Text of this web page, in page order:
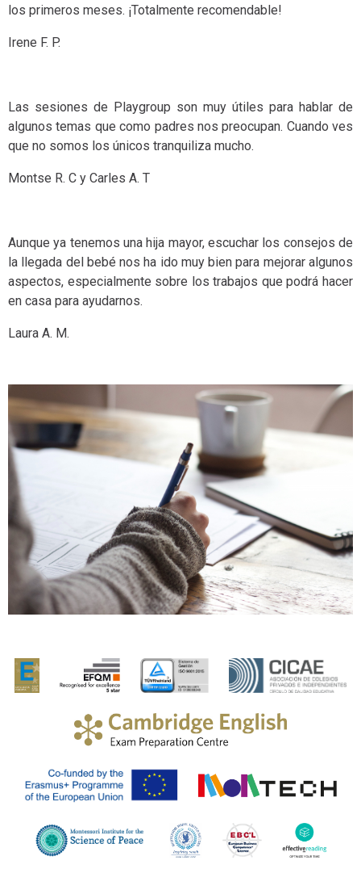
los primeros meses. ¡Totalmente recomendable!
Irene F. P.
Las sesiones de Playgroup son muy útiles para hablar de
algunos temas que como padres nos preocupan. Cuando ves
que no somos los únicos tranquiliza mucho.
Montse R. C y Carles A. T
Aunque ya tenemos una hija mayor, escuchar los consejos de
la llegada del bebé nos ha ido muy bien para mejorar algunos
aspectos, especialmente sobre los trabajos que podrá hacer
en casa para ayudarnos.
Laura A. M.